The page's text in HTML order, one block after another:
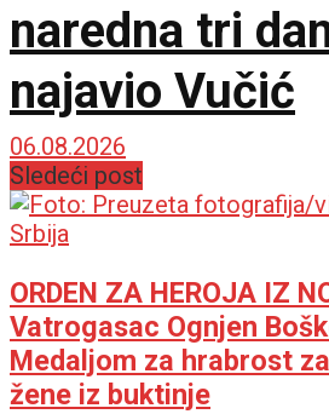
naredna tri
najavio Vučić
06.08.2026
Sledeći post
ORDEN ZA HEROJA IZ
Vatrogasac Ognjen
Medaljom za hrabrost
žene iz buktinje